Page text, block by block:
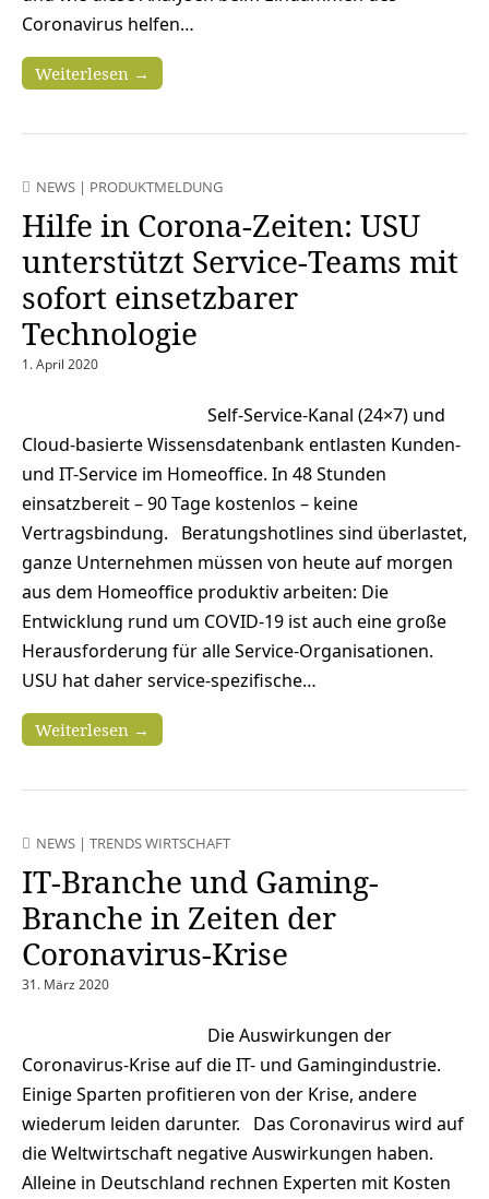
Coronavirus helfen…
Weiterlesen →
NEWS | PRODUKTMELDUNG
Hilfe in Corona-Zeiten: USU
unterstützt Service-Teams mit
sofort einsetzbarer
Technologie
1. April 2020
Self-Service-Kanal (24×7) und
Cloud-basierte Wissensdatenbank entlasten Kunden-
und IT-Service im Homeoffice. In 48 Stunden
einsatzbereit – 90 Tage kostenlos – keine
Vertragsbindung. Beratungshotlines sind überlastet,
ganze Unternehmen müssen von heute auf morgen
aus dem Homeoffice produktiv arbeiten: Die
Entwicklung rund um COVID-19 ist auch eine große
Herausforderung für alle Service-Organisationen.
USU hat daher service-spezifische…
Weiterlesen →
NEWS | TRENDS WIRTSCHAFT
IT-Branche und Gaming-
Branche in Zeiten der
Coronavirus-Krise
31. März 2020
Die Auswirkungen der
Coronavirus-Krise auf die IT- und Gamingindustrie.
Einige Sparten profitieren von der Krise, andere
wiederum leiden darunter. Das Coronavirus wird auf
die Weltwirtschaft negative Auswirkungen haben.
Alleine in Deutschland rechnen Experten mit Kosten